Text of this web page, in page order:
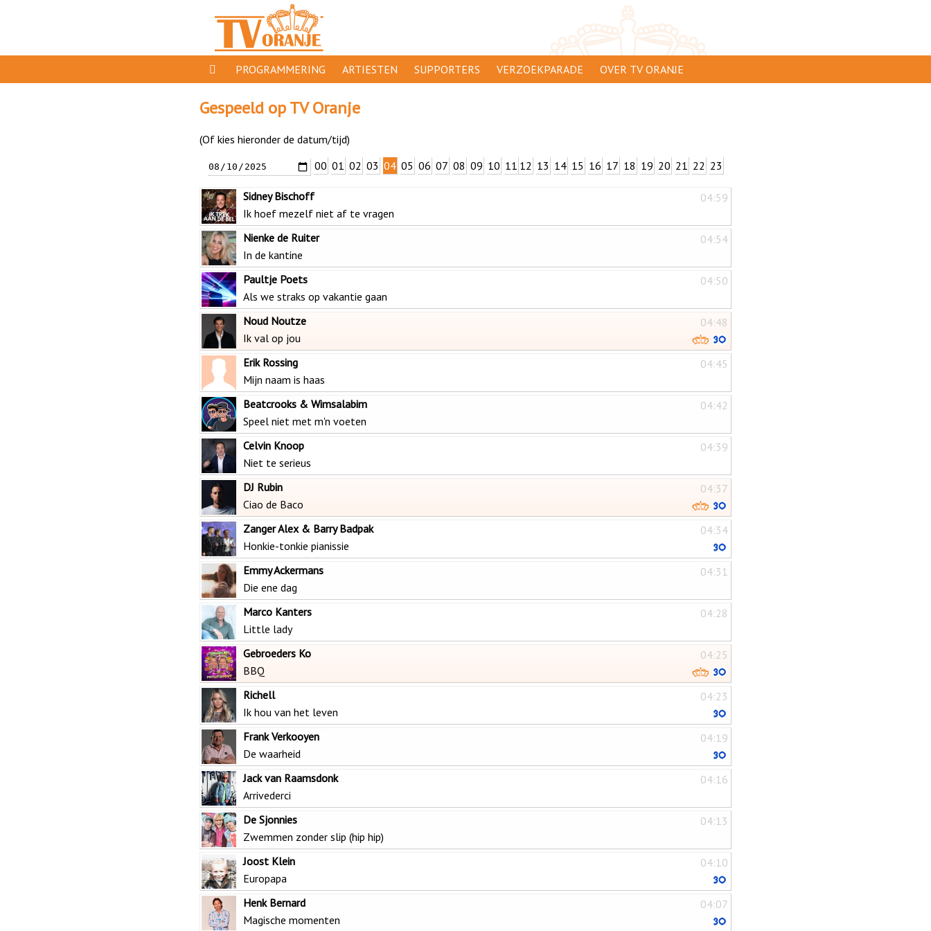
PROGRAMMERING
11 VAN ORANJE
ARTIESTEN SUPPORTERS VERZOEKPARADE OVER TV ORANJE
Gespeeld op TV Oranje
(Of kies hieronder de datum/tijd)
00 01 02 03 04 05 06 07 08 09 10 11 12 13 14 15 16 17 18 19 20 21 22 23
04:59
Sidney Bischoff
Ik hoef mezelf niet af te vragen
04:54
Nienke de Ruiter
In de kantine
04:50
Paultje Poets
Als we straks op vakantie gaan
04:48
Noud Noutze
Ik val op jou
04:45
Erik Rossing
Mijn naam is haas
04:42
Beatcrooks & Wimsalabim
Speel niet met m'n voeten
04:39
Celvin Knoop
Niet te serieus
04:37
DJ Rubin
Ciao de Baco
04:34
Zanger Alex & Barry Badpak
Honkie-tonkie pianissie
04:31
Emmy Ackermans
Die ene dag
04:28
Marco Kanters
Little lady
04:25
Gebroeders Ko
BBQ
04:23
Richell
Ik hou van het leven
04:19
Frank Verkooyen
De waarheid
04:16
Jack van Raamsdonk
Arrivederci
04:13
De Sjonnies
Zwemmen zonder slip (hip hip)
04:10
Joost Klein
Europapa
04:07
Henk Bernard
Magische momenten